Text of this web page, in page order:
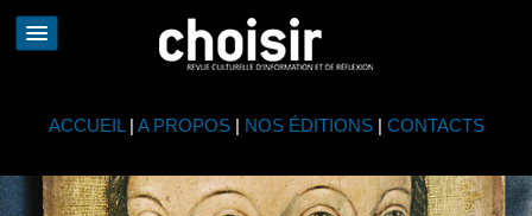
ACCUEIL | A PROPOS| NOS ÉDITIONS| CONTACTS